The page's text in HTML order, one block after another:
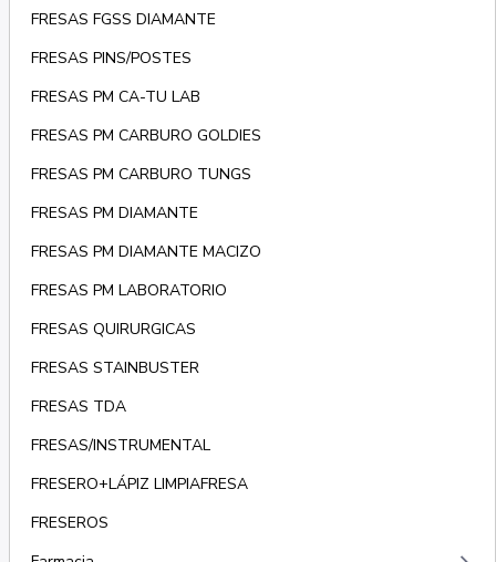
FRESAS FGSS DIAMANTE
FRESAS PINS/POSTES
FRESAS PM CA-TU LAB
FRESAS PM CARBURO GOLDIES
FRESAS PM CARBURO TUNGS
FRESAS PM DIAMANTE
FRESAS PM DIAMANTE MACIZO
FRESAS PM LABORATORIO
FRESAS QUIRURGICAS
FRESAS STAINBUSTER
FRESAS TDA
FRESAS/INSTRUMENTAL
FRESERO+LÁPIZ LIMPIAFRESA
FRESEROS